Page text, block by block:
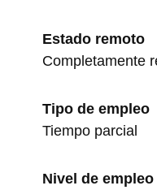
Estado remoto
Completamente
Tipo de empleo
Tiempo parcial
Nivel de empleo